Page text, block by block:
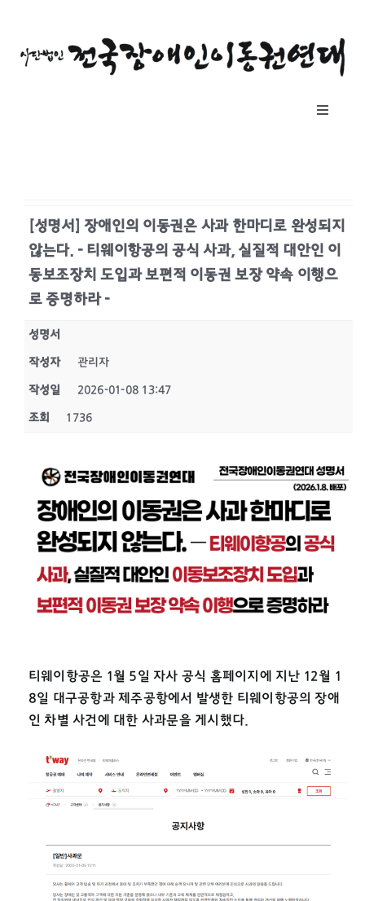
Toggle
공지사항
[성명서] 장애인의 이동권은 사과 한마디로 완성되지
않는다. - 티웨이항공의 공식 사과, 실질적 대안인 이
동보조장치 도입과 보편적 이동권 보장 약속 이행으
로 증명하라 -
성명서
작성자 관리자
작성일 2026-01-08 13:47
조회 1736
티웨이항공은 1월 5일 자사 공식 홈페이지에 지난 12월 1
8일 대구공항과 제주공항에서 발생한 티웨이항공의 장애
인 차별 사건에 대한 사과문을 게시했다.